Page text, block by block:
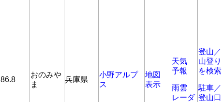
おのみや
ま
兵庫県
小野アルプ
ス
地図
表示
天気
予報
雨雲
レーダ
登山／
山登り
を検索
駐車／
登山口